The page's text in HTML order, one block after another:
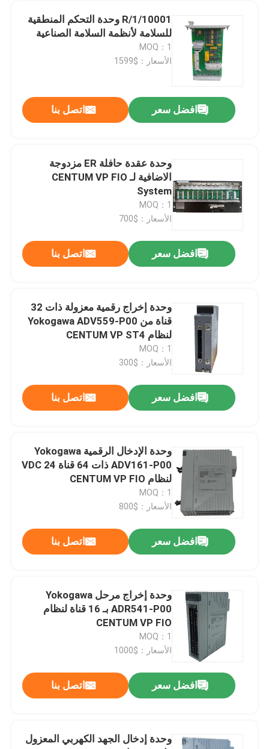
فيديوهات
معلومات عنا
رقابة جودة
اتصل بنا
مدونة
ABB 800xa
أجزاء بنتلي نيفادا
GE PLC
ايمرسون ديلتاف
مستشعر EPRO
هانيويل بي إل سي
10001/R/1 وحدة التحكم المنطقية
للسلامة لأنظمة السلامة الصناعية
MOQ：1
الأسعار：$1599
افضل سعر اتصل بنا
وحدة عقدة حافلة ER مزدوجة
الاضافية لـ CENTUM VP FIO
System
MOQ：1
الأسعار：$700
افضل سعر اتصل بنا
وحدة إخراج رقمية معزولة ذات 32
قناة من Yokogawa ADV559-P00
لنظام CENTUM VP ST4
MOQ：1
الأسعار：$300
افضل سعر اتصل بنا
وحدة الإدخال الرقمية Yokogawa
ADV161-P00 ذات 64 قناة 24 VDC
لنظام CENTUM VP FIO
MOQ：1
الأسعار：$800
افضل سعر اتصل بنا
وحدة إخراج مرحل Yokogawa
ADR541-P00 بـ 16 قناة لنظام
CENTUM VP FIO
MOQ：1
الأسعار：$1000
افضل سعر اتصل بنا
وحدة إدخال الجهد الكهربي المعزول